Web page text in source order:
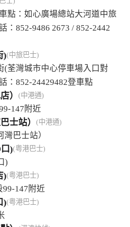
點：如心廣場總站大河道中旅
：852-9486 2673 / 852-2442
)(中旅巴士)
(荃灣城市中心停車場入口對
：852-24429482登車點
） (中港通)
147附近
士站） (中港通)
巴士站）
)(粤港巴士)
)
)(粤港巴士)
147附近
)(粤港巴士)